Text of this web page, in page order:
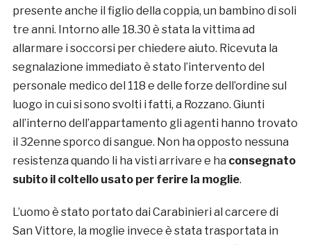
presente anche il figlio della coppia, un bambino di soli
tre anni. Intorno alle 18.30 è stata la vittima ad
allarmare i soccorsi per chiedere aiuto. Ricevuta la
segnalazione immediato è stato l’intervento del
personale medico del 118 e delle forze dell’ordine sul
luogo in cui si sono svolti i fatti, a Rozzano. Giunti
all’interno dell’appartamento gli agenti hanno trovato
il 32enne sporco di sangue. Non ha opposto nessuna
resistenza quando li ha visti arrivare e ha consegnato
subito il coltello usato per ferire la moglie.
L’uomo è stato portato dai Carabinieri al carcere di
San Vittore, la moglie invece è stata trasportata in